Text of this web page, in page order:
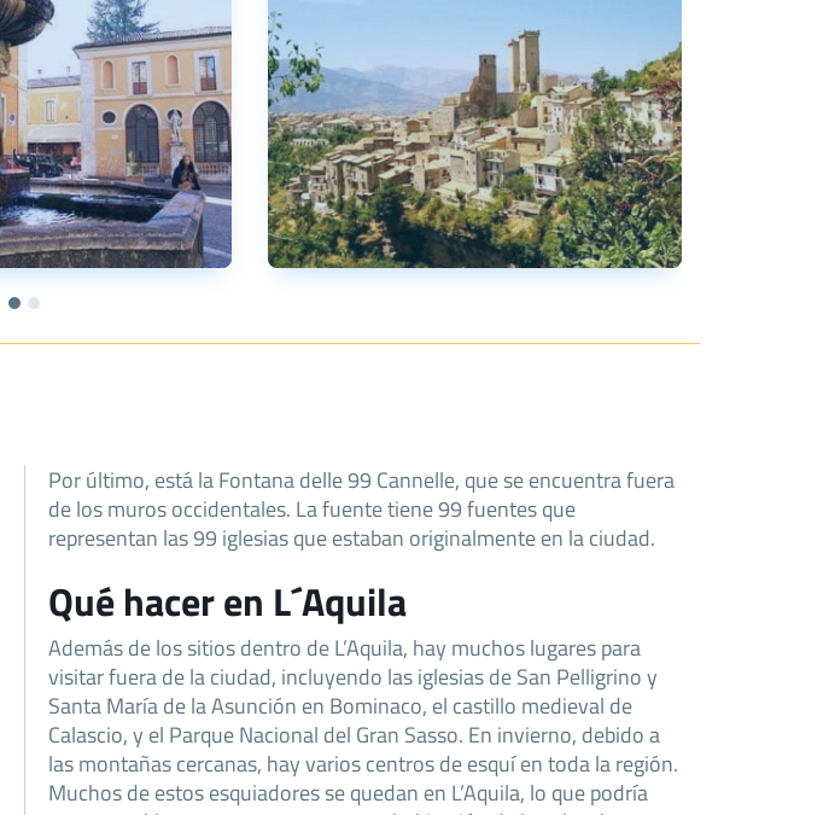
Por último, está la Fontana delle 99 Cannelle, que se encuentra fuera
de los muros occidentales. La fuente tiene 99 fuentes que
representan las 99 iglesias que estaban originalmente en la ciudad.
Qué hacer en L´Aquila
Además de los sitios dentro de L’Aquila, hay muchos lugares para
visitar fuera de la ciudad, incluyendo las iglesias de San Pelligrino y
Santa María de la Asunción en Bominaco, el castillo medieval de
Calascio, y el Parque Nacional del Gran Sasso. En invierno, debido a
las montañas cercanas, hay varios centros de esquí en toda la región.
Muchos de estos esquiadores se quedan en L’Aquila, lo que podría